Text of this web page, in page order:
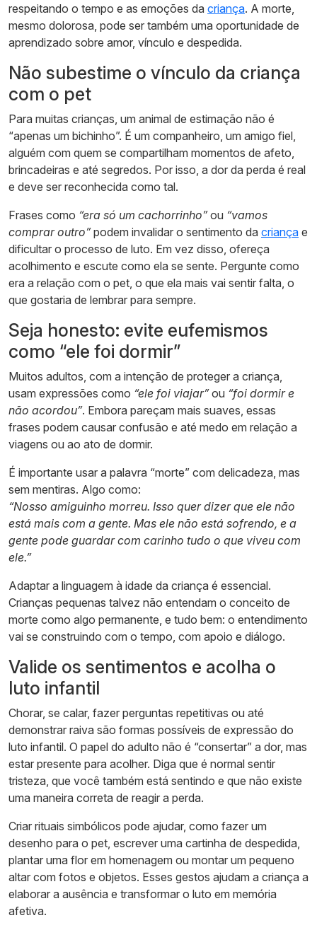
respeitando o tempo e as emoções da criança. A morte,
mesmo dolorosa, pode ser também uma oportunidade de
aprendizado sobre amor, vínculo e despedida.
Não subestime o vínculo da criança
com o pet
Para muitas crianças, um animal de estimação não é
“apenas um bichinho”. É um companheiro, um amigo fiel,
alguém com quem se compartilham momentos de afeto,
brincadeiras e até segredos. Por isso, a dor da perda é real
e deve ser reconhecida como tal.
Frases como “era só um cachorrinho”ou “vamos
comprar outro”podem invalidar o sentimento da criança e
dificultar o processo de luto. Em vez disso, ofereça
acolhimento e escute como ela se sente. Pergunte como
era a relação com o pet, o que ela mais vai sentir falta, o
que gostaria de lembrar para sempre.
Seja honesto: evite eufemismos
como “ele foi dormir”
Muitos adultos, com a intenção de proteger a criança,
usam expressões como “ele foi viajar”ou “foi dormir e
não acordou”. Embora pareçam mais suaves, essas
frases podem causar confusão e até medo em relação a
viagens ou ao ato de dormir.
É importante usar a palavra “morte” com delicadeza, mas
sem mentiras. Algo como:
“Nosso amiguinho morreu. Isso quer dizer que ele não
está mais com a gente. Mas ele não está sofrendo, e a
gente pode guardar com carinho tudo o que viveu com
ele.”
Adaptar a linguagem à idade da criança é essencial.
Crianças pequenas talvez não entendam o conceito de
morte como algo permanente, e tudo bem: o entendimento
vai se construindo com o tempo, com apoio e diálogo.
Valide os sentimentos e acolha o
luto infantil
Chorar, se calar, fazer perguntas repetitivas ou até
demonstrar raiva são formas possíveis de expressão do
luto infantil. O papel do adulto não é “consertar” a dor, mas
estar presente para acolher. Diga que é normal sentir
tristeza, que você também está sentindo e que não existe
uma maneira correta de reagir a perda.
Criar rituais simbólicos pode ajudar, como fazer um
desenho para o pet, escrever uma cartinha de despedida,
plantar uma flor em homenagem ou montar um pequeno
altar com fotos e objetos. Esses gestos ajudam a criança a
elaborar a ausência e transformar o luto em memória
afetiva.